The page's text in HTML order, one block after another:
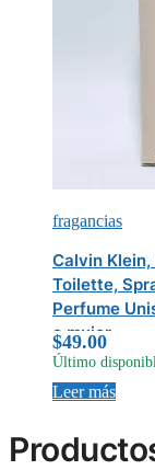
fragancias
Calvin Klein,
Toilette,
Perfume
o mujer
$49.00
Último
Leer más